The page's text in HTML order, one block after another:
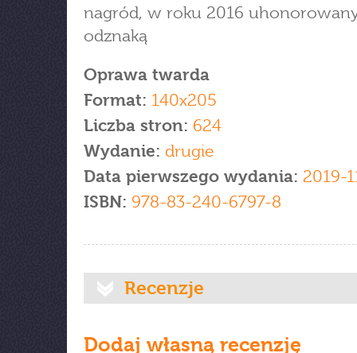
nagród, w roku 2016
odznaką
Oprawa twarda
Format: 140x205
Liczba stron: 624
Wydanie: drugie
Data pierwszego wydania: 2019-
ISBN: 978-83-240-6797-8
Recenzje
Dodaj własną recenzję